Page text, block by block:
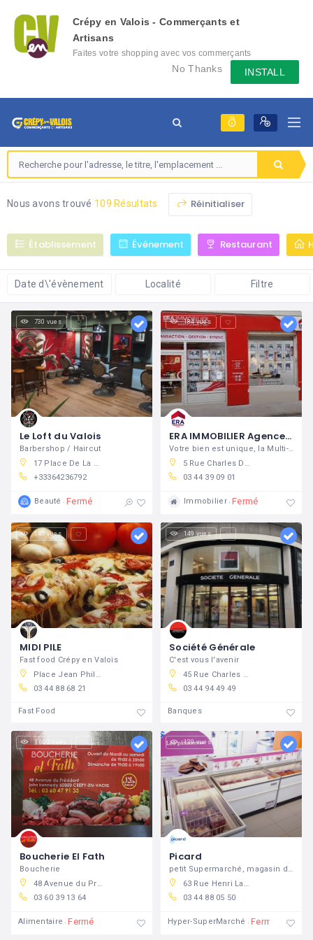
Crépy en Valois - Commerçants et
Artisans
Faites votre shopping avec vos commerçants
locaux depuis votre mobile, échangez des
messages avec eux, consultez le évènement
No Thanks INSTALL
Nous avons trouvé 109 Résultats Réinitialiser
Établissement Événement Restaurant
Date d\'évènement Localité Filtre
730 vues
Le Loft du Valois
Barbershop / Haircut
17 Place De La République, 60800 Crépy-en-Valois, France
+33364236792
Beauté Fermé
184 vues
ERA IMMOBILIER Agence Jeanne d'Arc
Votre bien est unique, la Multi-Expertise ERA détermine son juste prix
5 Rue Charles De Gaulle, 60800 Crépy-en-Valois, France
03 44 39 09 01
Immobilier Fermé
140 vues
MIDI PILE
Fast food Crépy en Valois
Place Jean Philippe Rameau, 60800 Crépy-en-Valois, France
03 44 88 68 21
Fast Food
149 vues
Société Générale
C'est vous l'avenir
45 Rue Charles De Gaulle, 60800 Crépy-en-Valois, France
03 44 94 49 49
Banques
1 602 vues
Boucherie El Fath
Boucherie
48 Avenue du Président John Kennedy, crépy
03 60 39 13 64
Alimentaire Fermé
139 vues
Picard
63 Rue Henri Laroche, 60800 Crépy-en-Valois, France
03 44 88 05 50
Hyper-SuperMarché Fermé